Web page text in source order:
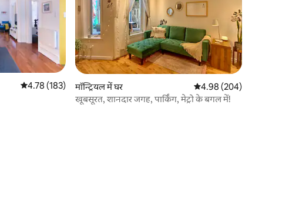
औसत रेटिंग 5 में से 4.78, 183 समीक्षाएँ
4.78 (183)
मॉन्ट्रियल में घर औसत रेटिंग 5 में से 4.98,
4.98 (204)
खूबसूरत, शानदार जगह, पार्किंग, मेट्रो के बगल में!